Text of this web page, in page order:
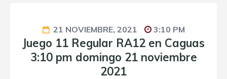
21 NOVIEMBRE, 2021 3:10 PM
Juego 11 Regular RA12 en Caguas
3:10 pm domingo 21 noviembre
2021